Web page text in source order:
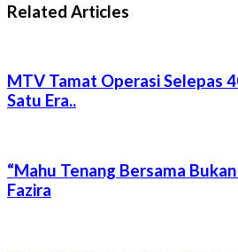
Related Articles
MTV Tamat Operasi Selepas
Satu Era..
“Mahu Tenang Bersama
Fazira